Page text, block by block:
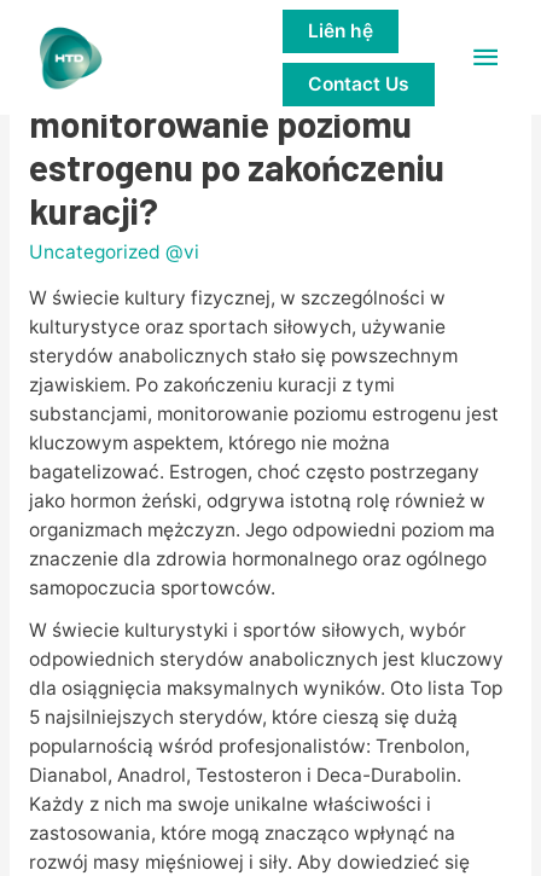
Main
Liên hệ
Contact Us
Dlaczego ważne jest
monitorowanie poziomu
estrogenu po zakończeniu
kuracji?
Uncategorized @vi
W świecie kultury fizycznej, w szczególności w
kulturystyce oraz sportach siłowych, używanie
sterydów anabolicznych stało się powszechnym
zjawiskiem. Po zakończeniu kuracji z tymi
substancjami, monitorowanie poziomu estrogenu jest
kluczowym aspektem, którego nie można
bagatelizować. Estrogen, choć często postrzegany
jako hormon żeński, odgrywa istotną rolę również w
organizmach mężczyzn. Jego odpowiedni poziom ma
znaczenie dla zdrowia hormonalnego oraz ogólnego
samopoczucia sportowców.
W świecie kulturystyki i sportów siłowych, wybór
odpowiednich sterydów anabolicznych jest kluczowy
dla osiągnięcia maksymalnych wyników. Oto lista Top
5 najsilniejszych sterydów, które cieszą się dużą
popularnością wśród profesjonalistów: Trenbolon,
Dianabol, Anadrol, Testosteron i Deca-Durabolin.
Każdy z nich ma swoje unikalne właściwości i
zastosowania, które mogą znacząco wpłynąć na
rozwój masy mięśniowej i siły. Aby dowiedzieć się